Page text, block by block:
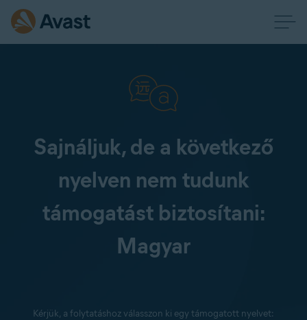
Sajnáljuk, de a következő
nyelven nem tudunk
támogatást biztosítani:
Magyar
Kérjük, a folytatáshoz válasszon ki egy támogatott nyelvet: